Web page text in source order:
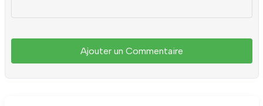
Ajouter un Commentaire